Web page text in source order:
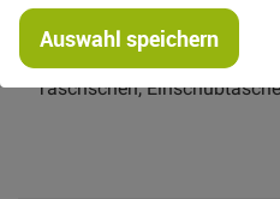
Auswahl speichern
Breite: ca 4 cm.
Besonders edel wirkender
Täschschen,